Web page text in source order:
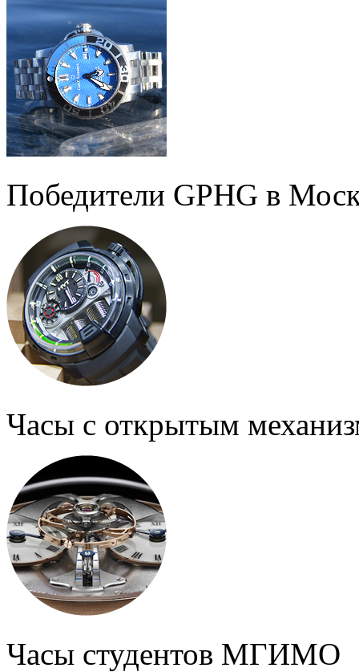
Победители GPHG в
Часы с открытым
Часы студентов МГИМО